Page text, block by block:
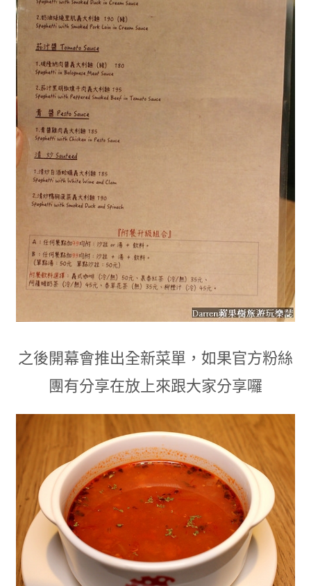
之後開幕會推出全新菜單 ，如果官方粉絲
團有分享在放上來跟大家分享囉